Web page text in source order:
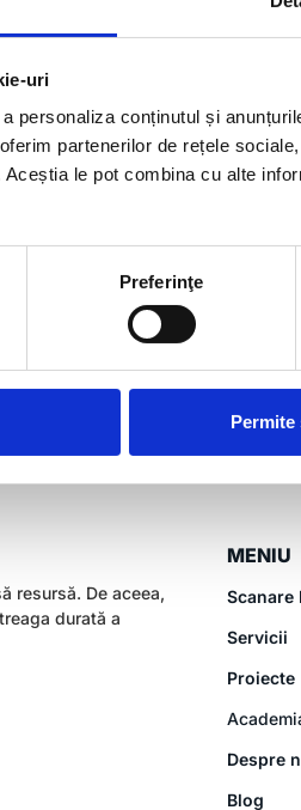
uri
personaliza conținutul și
partenerilor de rețele
le pot combina cu alte
Preferinţe
Permite
afacerilor, estimate
proiectele fotovoltaice (zona
resursă. De aceea,
durată a
MENIU
Scanare
Servicii
Proiecte
Despre
Blog